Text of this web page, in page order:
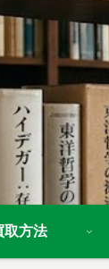
取方法